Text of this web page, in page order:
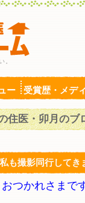
。
ー 受賞歴・メデ
住医・卯月のブ
私も撮影同行してき
おつかれさまで